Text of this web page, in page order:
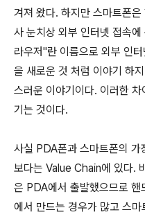
겨져 왔다. 하지만 스마트폰
사 눈치상 외부 인터넷 접속
라우저"란 이름으로 외부 인
을 새로운 것 처럼 이야기 하
스러운 이야기이다. 이러한
기는 것이다.
사실 PDA폰과 스마트폰의 가
보다는 Value Chain에 있다.
은 PDA에서 출발했으므로
에서 만드는 경우가 많고 스